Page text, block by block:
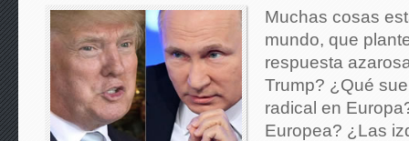
Muchas cosas
mundo, que
respuesta
Trump? ¿Qué
radical en
Europea? ¿Las